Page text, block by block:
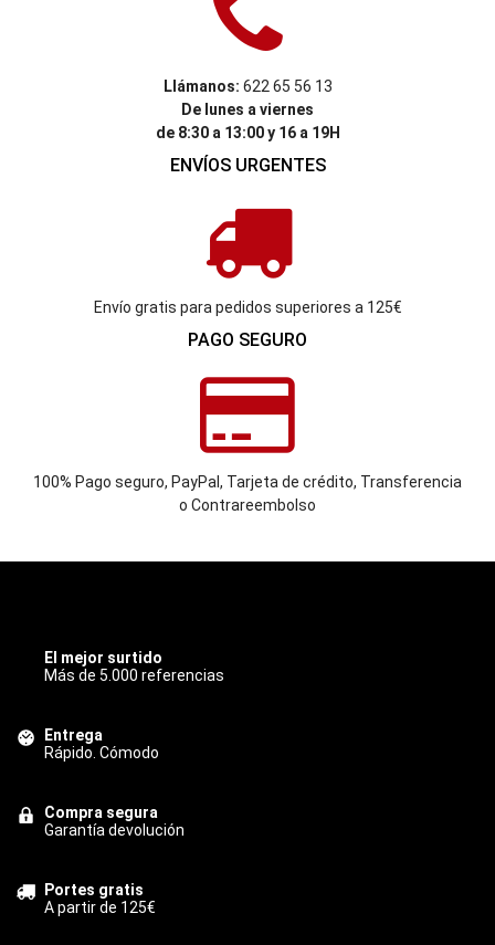
Llámanos: 622 65 56 13
De lunes a viernes
de 8:30 a 13:00 y 16 a 19H
ENVÍOS URGENTES
Envío gratis para pedidos superiores a 125€
PAGO SEGURO
100% Pago seguro, PayPal, Tarjeta de crédito, Transferencia
o Contrareembolso
El mejor surtido
Más de 5.000 referencias
Entrega
Rápido. Cómodo
Compra segura
Garantía devolución
Portes gratis
A partir de 125€